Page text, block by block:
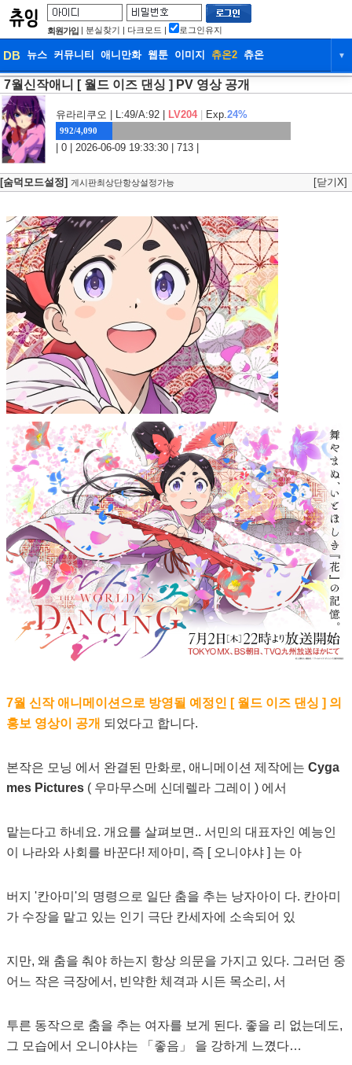
회원가입 | 분실찾기 | 다크모드 | 로그인유지
DB 뉴스 커뮤니티 애니만화 웹툰 이미지 츄온2 츄온 ▼
DB 뉴스 커뮤니티
웹툰 이미지 츄온2
7월신작애니 [ 월드 이즈 댄싱 ] PV 영상 공개
유라리쿠오 | L:49/A:92 | LV204 Exp.24%
992/4,090
| 0 | 2026-06-09 19:33:30 | 713 |
[숨덕모드설정] 게시판최상단항상설정가능 [닫기X]
7월 신작 애니메이션으로 방영될 예정인 [ 월드 이즈 댄싱 ] 의
홍보 영상이 공개 되었다고 합니다.
본작은 모닝 에서 완결된 만화로, 애니메이션 제작에는 Cyga
mes Pictures( 우마무스메 신데렐라 그레이 ) 에서
맡는다고 하네요. 개요를 살펴보면.. 서민의 대표자인 예능인
이 나라와 사회를 바꾼다! 제아미, 즉 [ 오니야샤 ] 는 아
버지 '칸아미'의 명령으로 일단 춤을 추는 낭자아이 다. 칸아미
가 수장을 맡고 있는 인기 극단 칸세자에 소속되어 있
지만, 왜 춤을 춰야 하는지 항상 의문을 가지고 있다. 그러던 중
어느 작은 극장에서, 빈약한 체격과 시든 목소리, 서
투른 동작으로 춤을 추는 여자를 보게 된다. 좋을 리 없는데도,
그 모습에서 오니야샤는 「좋음」 을 강하게 느꼈다…